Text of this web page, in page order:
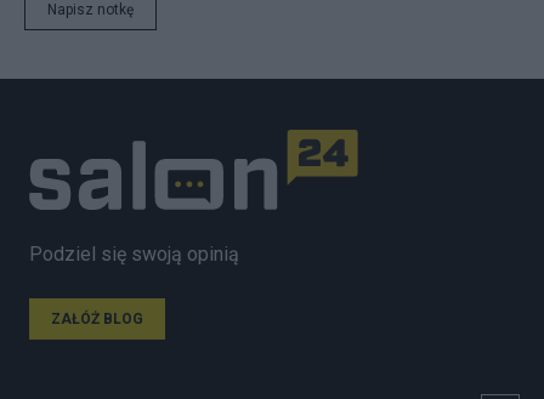
Napisz notkę
Podziel się swoją opinią
ZAŁÓŻ BLOG